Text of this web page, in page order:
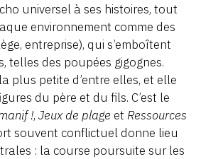
universel à ses histoires, tout
environnement comme des
entreprise), qui s’emboîtent
telles des poupées gigognes.
plus petite d’entre elles, et elle
du père et du fils. C’est le
!, Jeux de plage et Ressources
souvent conflictuel donne lieu
: la course poursuite sur les